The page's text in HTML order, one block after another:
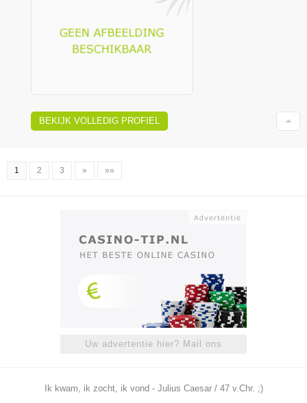
BEKIJK VOLLEDIG PROFIEL
1 2 3 » »»
Uw advertentie hier? Mail ons
Ik kwam, ik zocht, ik vond - Julius Caesar / 47 v.Chr. ;)